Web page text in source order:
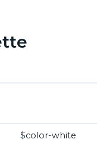
$color-white